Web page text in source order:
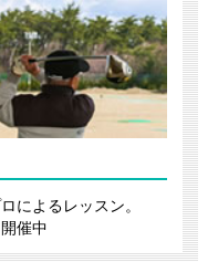
によるレッスン。
催中